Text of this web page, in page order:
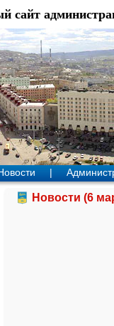
сайт
|
Новости (6